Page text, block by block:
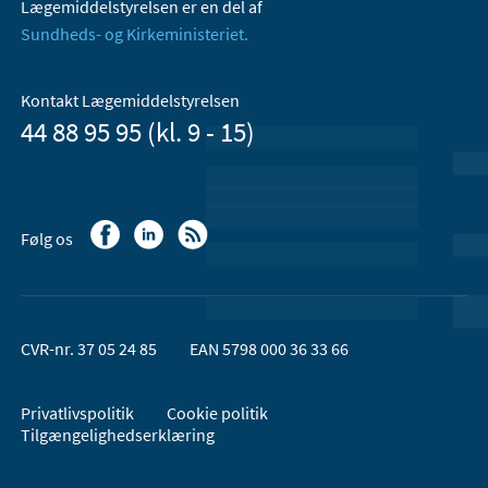
Lægemiddelstyrelsen er en del af
Sundheds- og Kirkeministeriet.
Kontakt Lægemiddelstyrelsen
44 88 95 95 (kl. 9 - 15)
Følg os
CVR-nr. 37 05 24 85 EAN 5798 000 36 33 66
Privatlivspolitik
Cookie politik
Tilgængelighedserklæring